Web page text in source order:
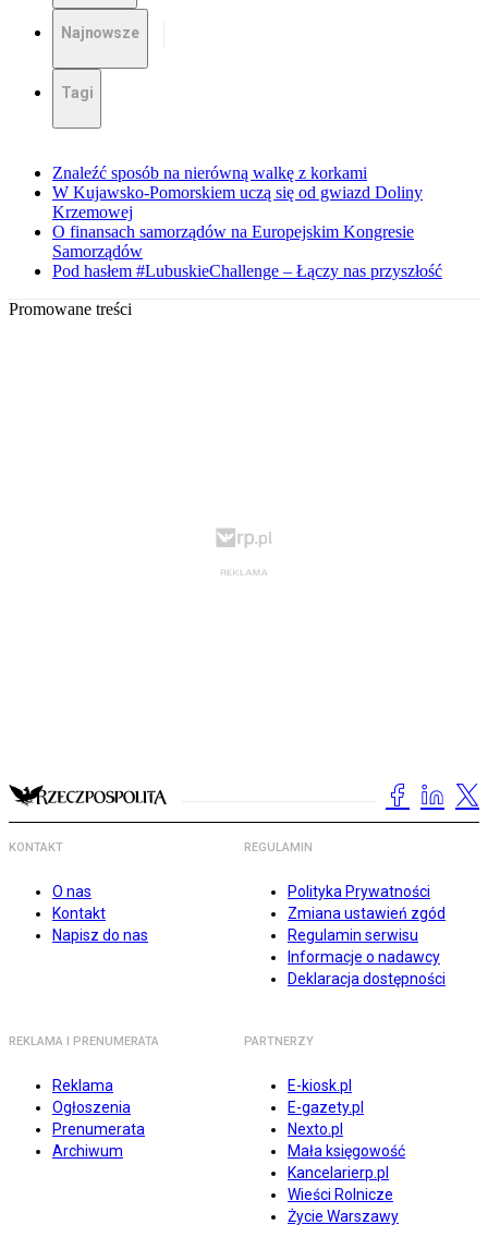
Najnowsze
Tagi
Znaleźć sposób na nierówną walkę z korkami
W Kujawsko-Pomorskiem uczą się od gwiazd Doliny
Krzemowej
O finansach samorządów na Europejskim Kongresie
Samorządów
Pod hasłem #LubuskieChallenge – Łączy nas przyszłość
Promowane treści
KONTAKT
O nas
Kontakt
Napisz do nas
REGULAMIN
Polityka Prywatności
Zmiana ustawień zgód
Regulamin serwisu
Informacje o nadawcy
Deklaracja dostępności
REKLAMA I PRENUMERATA
Reklama
Ogłoszenia
Prenumerata
Archiwum
PARTNERZY
E-kiosk.pl
E-gazety.pl
Nexto.pl
Mała księgowość
Kancelarierp.pl
Wieści Rolnicze
Życie Warszawy